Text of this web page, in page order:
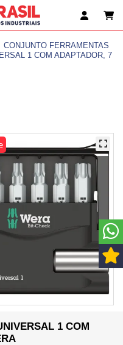
CONJUNTO FERRAMENTAS
1 COM ADAPTADOR, 7
1 COM